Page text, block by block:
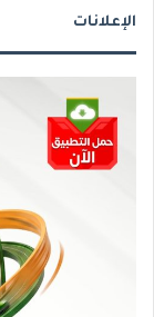
الإعلانات